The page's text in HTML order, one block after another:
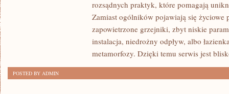
rozsądnych praktyk, które pomagają
Zamiast ogólników pojawiają się życiowe
zapowietrzone grzejniki, zbyt niskie
instalacja, niedrożny odpływ, albo
metamorfozy. Dzięki temu serwis jest
POSTED BY ADMIN